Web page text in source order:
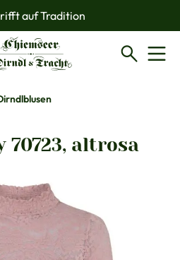
auf Tradition
70723, altrosa